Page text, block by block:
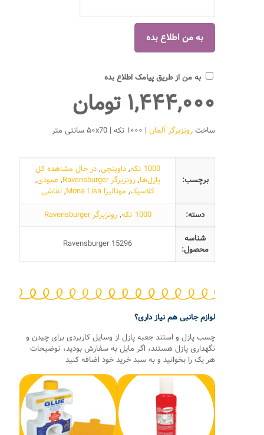
به من از طریق پیامک اطلاع بده
۱,۴۴۴,۰۰۰ تومان
ساخترونزبرگر آلمان | ۱۰۰۰ تکه | ۵۰x70 سانتی متر
برچسب:
1000 تکه ,داوینچی,در حال مشاهده کل
پازل‌ها,رونزبرگر Ravensburger , عمودی,
کلاسیک, مونالیزا Mona Lisa ,نقاشی
دسته:
1000 تکه ,رونزبرگر Ravensburger
شناسه
محصول:
Ravensburger 15296
لوازم جانبی هم نیاز داری؟
چسب پازل و استند جعبه پازل از وسایل کاربردی برای چیدن و
نگهداری پازل هستند، اگر مایل به سفارش بودید، توضیحات
هر یک را بخوانید و به سبد خرید خود اضافه کنید